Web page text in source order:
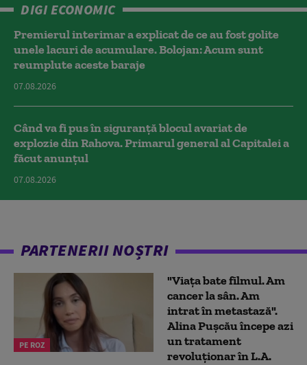
DIGI ECONOMIC
Premierul interimar a explicat de ce au fost golite
unele lacuri de acumulare. Bolojan: Acum sunt
reumplute aceste baraje
07.08.2026
Când va fi pus în siguranță blocul avariat de
explozie din Rahova. Primarul general al Capitalei a
făcut anunțul
07.08.2026
PARTENERII NOȘTRI
PE ROZ
"Viața bate filmul. Am
cancer la sân. Am
intrat în metastază".
Alina Pușcău începe azi
un tratament
revoluționar în L.A.